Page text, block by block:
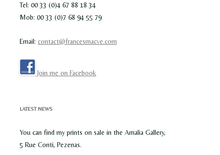
Tel: 00 33 (0)4 67 88 18 34
Mob: 00 33 (0)7 68 94 55 79
Email: contact@francesmacve.com
Join me on Facebook
LATEST NEWS
You can find my prints on sale in the Amalia Gallery,
5 Rue Conti, Pezenas.